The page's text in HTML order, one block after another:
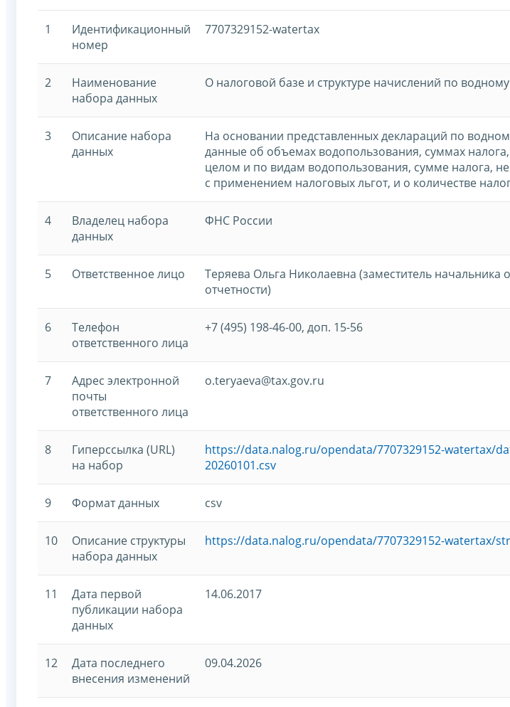
1
Идентификационный
номер
7707329152-watertax
2
Наименование
набора данных
О налоговой базе и структуре начислений по
3
Описание набора
данных
На основании представленных деклараций по
данные об объемах водопользования, суммах
целом и по видам водопользования, сумме налога,
с применением налоговых льгот, и о количестве
4
Владелец набора
данных
ФНС России
5 Ответственное лицо
Теряева Ольга Николаевна (заместитель начальника
отчетности)
6
Телефон
ответственного лица
+7 (495) 198-46-00, доп. 15-56
7
Адрес электронной
почты
ответственного лица
o.teryaeva@tax.gov.ru
8
Гиперссылка (URL)
на набор
https://data.nalog.ru/opendata/7707329152-watertax/
20260101.csv
9 Формат данных csv
10
Описание структуры
набора данных
https://data.nalog.ru/opendata/7707329152-watertax/
11
Дата первой
публикации набора
данных
14.06.2017
12
Дата последнего
внесения изменений
09.04.2026